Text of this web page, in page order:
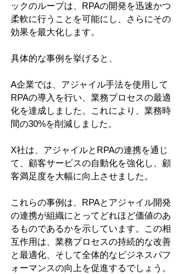
ックのループは、RPAの開発を迅速かつ
柔軟に行うことを可能にし、さらにその
効果を最大化します。
具体的な事例を挙げると、
A企業では、アジャイル手法を使用して
RPAの導入を行い、業務プロセスの最適
化を達成しました。これにより、業務時
間の30%を削減しました。
X社は、アジャイルとRPAの連携を通じ
て、顧客サービスの自動化を強化し、顧
客満足度を大幅に向上させました。
これらの事例は、RPAとアジャイル開発
の連携が組織にとってどれほど価値のあ
るものであるかを示しています。この相
互作用は、業務プロセスの持続的な改善
と最適化、そして全体的なビジネスパフ
ォーマンスの向上を促進するでしょう。